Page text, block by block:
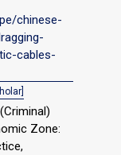
chinese-
cables-
Zone: